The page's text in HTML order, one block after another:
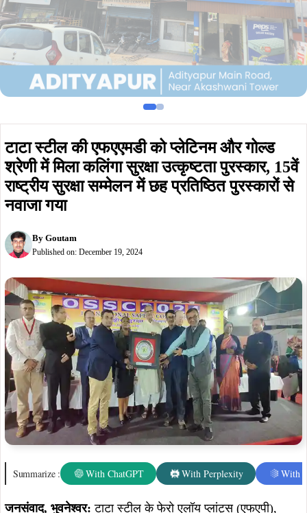
टाटा स्टील की एफएएमडी को प्लेटिनम और गोल्ड
श्रेणी में मिला कलिंगा सुरक्षा उत्कृष्टता पुरस्कार, 15वें
राष्ट्रीय सुरक्षा सम्मेलन में छह प्रतिष्ठित पुरस्कारों से
नवाजा गया
By Goutam
Published on: December 19, 2024
Summarize : With ChatGPT With Perplexity With
जनसंवाद, भुवनेश्वर: टाटा स्टील के फेरो एलॉय प्लांट्स (एफएपी),